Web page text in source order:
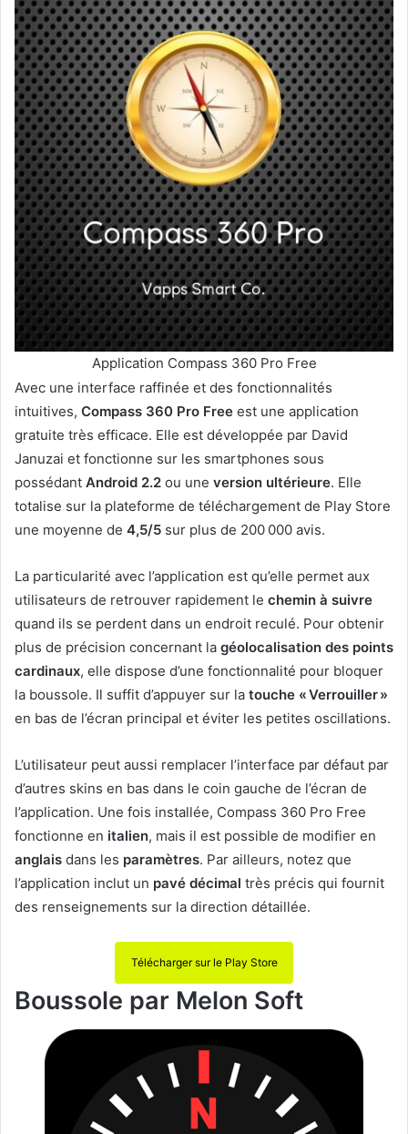
Application Compass 360 Pro Free
Avec une interface raffinée et des fonctionnalités
intuitives, Compass 360 Pro Free est une application
gratuite très efficace. Elle est développée par David
Januzai et fonctionne sur les smartphones sous
possédant Android 2.2 ou une version ultérieure. Elle
totalise sur la plateforme de téléchargement de Play Store
une moyenne de 4,5/5 sur plus de 200 000 avis.
La particularité avec l’application est qu’elle permet aux
utilisateurs de retrouver rapidement le chemin à suivre
quand ils se perdent dans un endroit reculé. Pour obtenir
plus de précision concernant la géolocalisation des points
cardinaux, elle dispose d’une fonctionnalité pour bloquer
la boussole. Il suffit d’appuyer sur la touche « Verrouiller »
en bas de l’écran principal et éviter les petites oscillations.
L’utilisateur peut aussi remplacer l’interface par défaut par
d’autres skins en bas dans le coin gauche de l’écran de
l’application. Une fois installée, Compass 360 Pro Free
fonctionne en italien, mais il est possible de modifier en
anglais dans les paramètres. Par ailleurs, notez que
l’application inclut un pavé décimal très précis qui fournit
des renseignements sur la direction détaillée.
Télécharger sur le Play Store
Boussole par Melon Soft